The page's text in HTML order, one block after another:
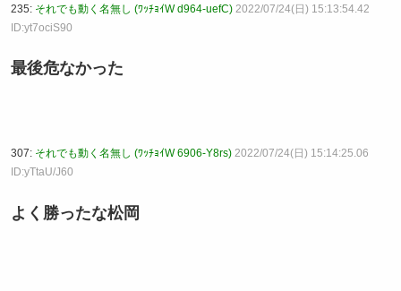
235: それでも動く名無し (ﾜｯﾁｮｲW d964-uefC) 2022/07/24(日) 15:13:54.42
ID:yt7ociS90
最後危なかった
307: それでも動く名無し (ﾜｯﾁｮｲW 6906-Y8rs) 2022/07/24(日) 15:14:25.06
ID:yTtaU/J60
よく勝ったな松岡